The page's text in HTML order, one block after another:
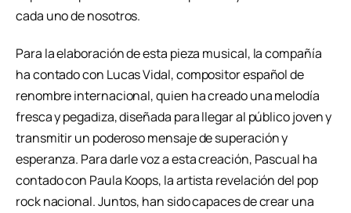
cada uno de nosotros.
Para la elaboración de esta pieza musical, la compañía
ha contado con Lucas Vidal, compositor español de
renombre internacional, quien ha creado una melodía
fresca y pegadiza, diseñada para llegar al público joven y
transmitir un poderoso mensaje de superación y
esperanza. Para darle voz a esta creación, Pascual ha
contado con Paula Koops, la artista revelación del pop
rock nacional. Juntos, han sido capaces de crear una